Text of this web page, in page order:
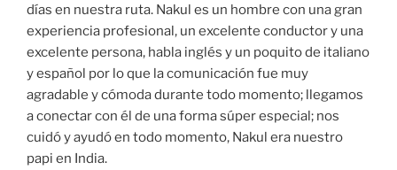
días en nuestra ruta. Nakul es un hombre con una gran
experiencia profesional, un excelente conductor y una
excelente persona, habla inglés y un poquito de italiano
y español por lo que la comunicación fue muy
agradable y cómoda durante todo momento; llegamos
a conectar con él de una forma súper especial; nos
cuidó y ayudó en todo momento, Nakul era nuestro
papi en India.